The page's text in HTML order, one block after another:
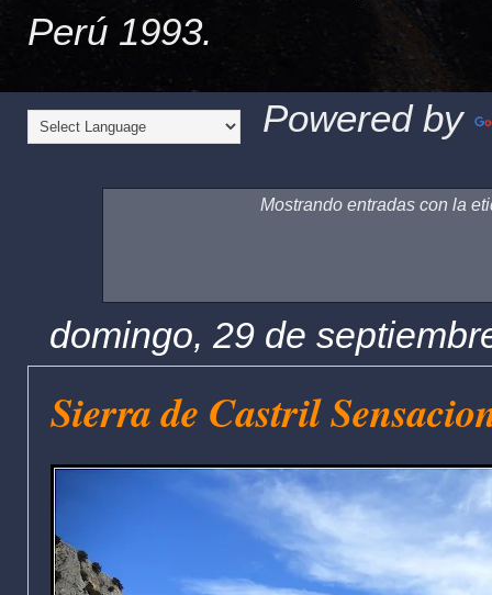
Perú 1993.
Powered by
Mostrando entradas con la
domingo, 29 de
Sierra de Castril